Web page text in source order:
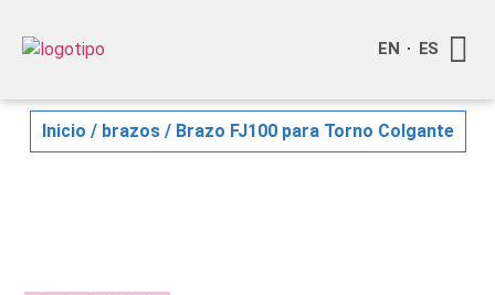
EN ES
Inicio / brazos/ Brazo FJ100 para Torno Colgante